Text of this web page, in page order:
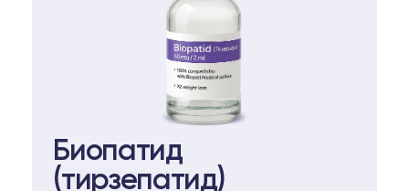
Биопатид
(тирзепатид)